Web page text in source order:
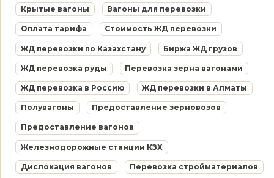
Крытые вагоны Вагоны для перевозки
Оплата тарифа Стоимость ЖД перевозки
ЖД перевозки по Казахстану Биржа ЖД грузов
ЖД перевозка руды Перевозка зерна вагонами
ЖД перевозка в Россию ЖД перевозки в Алматы
Полувагоны Предоставление зерновозов
Предоставление вагонов
Железнодорожные станции КЗХ
Дислокация вагонов Перевозка стройматериалов